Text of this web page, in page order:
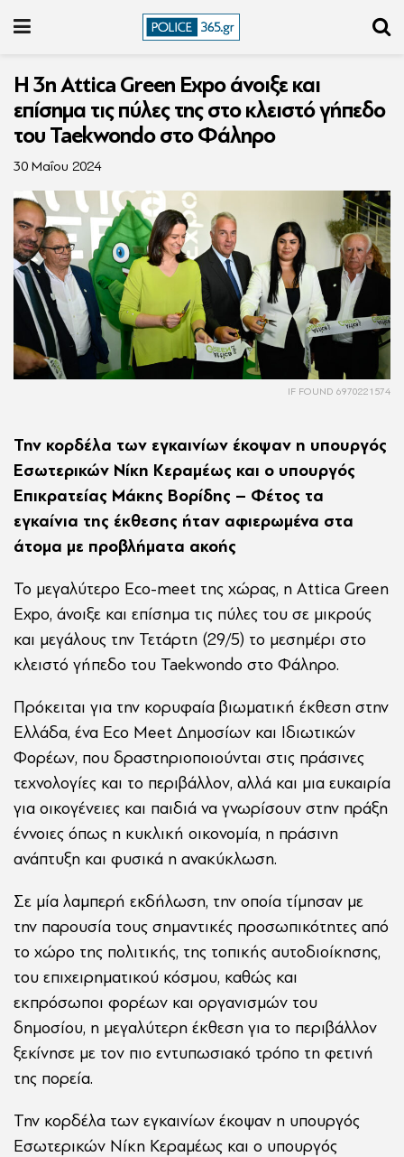
Η 3η Attica Green Expo άνοιξε και
επίσημα τις πύλες της στο κλειστό γήπεδο
του Taekwondo στο Φάληρο
30 Μαΐου 2024
IF FOUND 6970221574
Την κορδέλα των εγκαινίων έκοψαν η υπουργός
Εσωτερικών Νίκη Κεραμέως και ο υπουργός
Επικρατείας Μάκης Βορίδης – Φέτος τα
εγκαίνια της έκθεσης ήταν αφιερωμένα στα
άτομα με προβλήματα ακοής
Το μεγαλύτερο Eco-meet της χώρας, η Attica Green
Expo, άνοιξε και επίσημα τις πύλες του σε μικρούς
και μεγάλους την Τετάρτη (29/5) το μεσημέρι στο
κλειστό γήπεδο του Taekwondo στο Φάληρο.
Πρόκειται για την κορυφαία βιωματική έκθεση στην
Ελλάδα, ένα Eco Meet Δημοσίων και Ιδιωτικών
Φορέων, που δραστηριοποιούνται στις πράσινες
τεχνολογίες και το περιβάλλον, αλλά και μια ευκαιρία
για οικογένειες και παιδιά να γνωρίσουν στην πράξη
έννοιες όπως η κυκλική οικονομία, η πράσινη
ανάπτυξη και φυσικά η ανακύκλωση.
Σε μία λαμπερή εκδήλωση, την οποία τίμησαν με
την παρουσία τους σημαντικές προσωπικότητες από
το χώρο της πολιτικής, της τοπικής αυτοδιοίκησης,
του επιχειρηματικού κόσμου, καθώς και
εκπρόσωποι φορέων και οργανισμών του
δημοσίου, η μεγαλύτερη έκθεση για το περιβάλλον
ξεκίνησε με τον πιο εντυπωσιακό τρόπο τη φετινή
της πορεία.
Την κορδέλα των εγκαινίων έκοψαν η υπουργός
Εσωτερικών Νίκη Κεραμέως και ο υπουργός